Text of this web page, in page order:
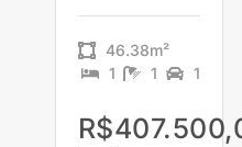
46.38m²
1
1 1